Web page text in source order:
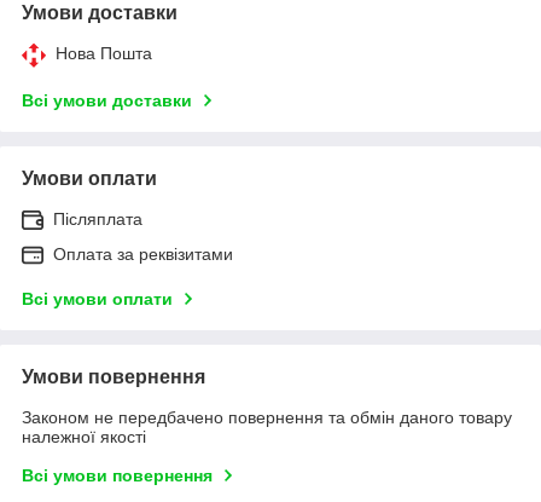
Умови доставки
Нова Пошта
Всі умови доставки
Умови оплати
Післяплата
Оплата за реквізитами
Всі умови оплати
Умови повернення
Законом не передбачено повернення та обмін даного товару
належної якості
Всі умови повернення